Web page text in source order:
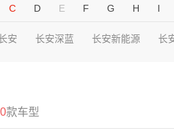
C D E F G H I
安 长安深蓝 长安新能源 长
0款车型